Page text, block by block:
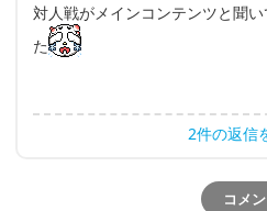
対人戦がメインコンテンツと聞
た
2件の返信
コメ